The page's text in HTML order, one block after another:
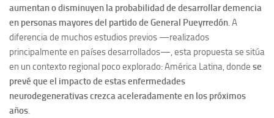
aumentan o disminuyen la probabilidad de desarrollar demencia
en personas mayores del partido de General Pueyrredón. A
diferencia de muchos estudios previos —realizados
principalmente en países desarrollados—, esta propuesta se sitúa
en un contexto regional poco explorado: América Latina, donde se
prevé que el impacto de estas enfermedades
neurodegenerativas crezca aceleradamente en los próximos
años.